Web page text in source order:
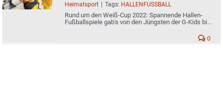
Heimatsport | Tags: HALLENFUSSBALL
Rund um den Weiß-Cup 2022: Spannende Hallen-
Fußballspiele gab's von den Jüngsten der G-Kids bis
0